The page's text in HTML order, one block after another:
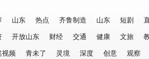
山东 热点 齐鲁制造 山东 短剧
开放山东 财经 交通 健康 文旅
视频
青未了 灵境 深度 创意 观察